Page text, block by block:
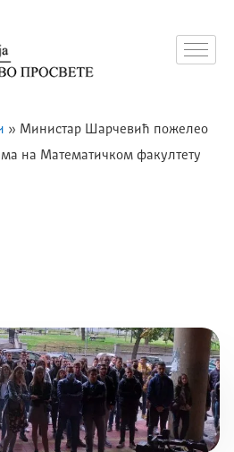
» Министар Шарчевић пожелео
на Математичком факултету